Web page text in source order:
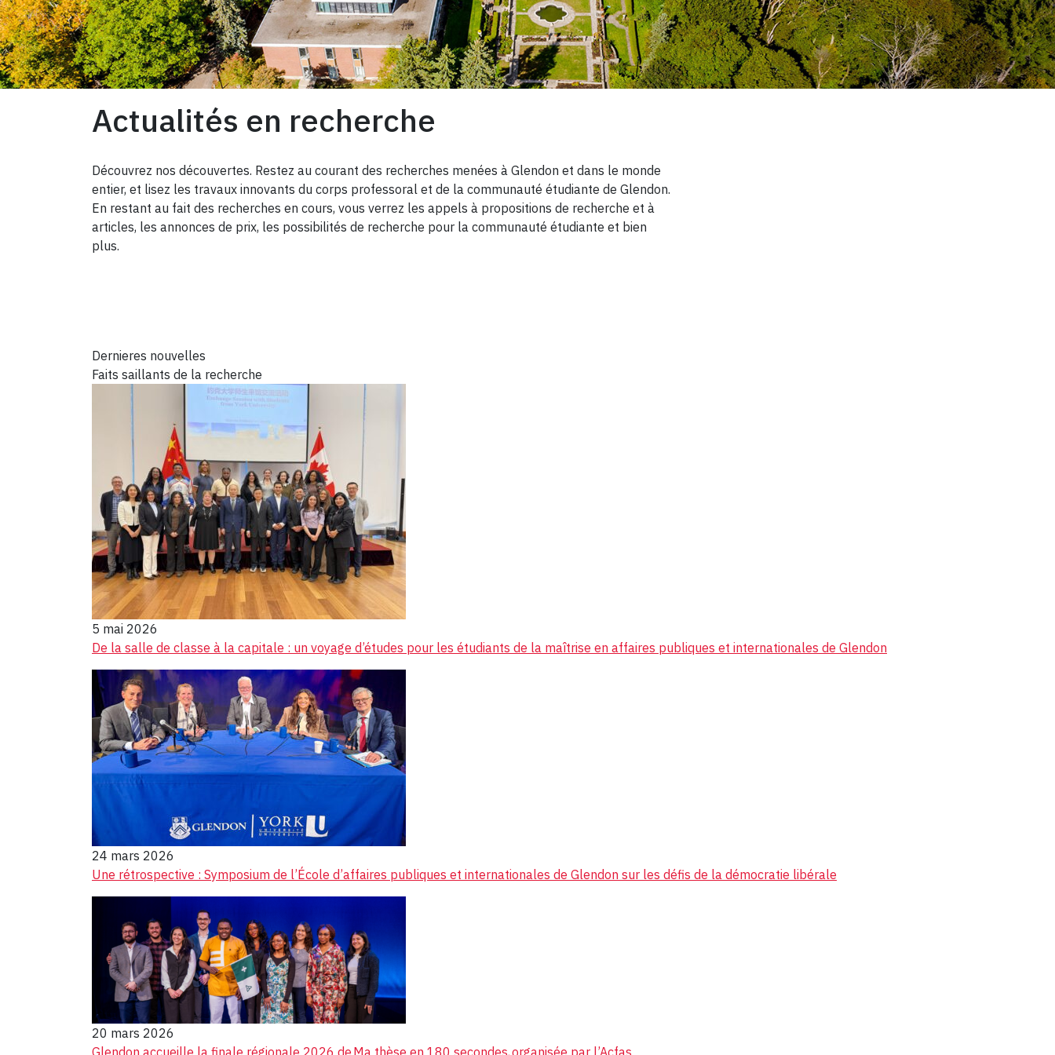
Actualités en recherche
Découvrez nos découvertes. Restez au courant des recherches menées à Glendon et dans le monde
entier, et lisez les travaux innovants du corps professoral et de la communauté étudiante de Glendon.
En restant au fait des recherches en cours, vous verrez les appels à propositions de recherche et à
articles, les annonces de prix, les possibilités de recherche pour la communauté étudiante et bien
plus.
Dernieres nouvelles
Faits saillants de la recherche
5 mai 2026
De la salle de classe à la capitale : un voyage d’études pour les étudiants de la maîtrise en affaires publiques et internationales de Glendon
24 mars 2026
Une rétrospective : Symposium de l’École d’affaires publiques et internationales de Glendon sur les défis de la démocratie libérale
20 mars 2026
Glendon accueille la finale régionale 2026 de Ma thèse en 180 secondes, organisée par l’Acfas